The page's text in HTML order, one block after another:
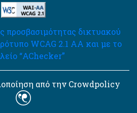
προσβασιμότητας δικτυακού
WCAG 2.1 AA και με το
“AChecker”
από την Crowdpolicy